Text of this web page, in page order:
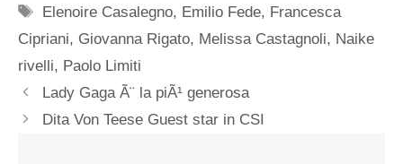
Tag
Elenoire Casalegno, Emilio Fede, Francesca
Cipriani, Giovanna Rigato, Melissa Castagnoli, Naike
rivelli, Paolo Limiti
Lady Gaga Ã¨ la piÃ¹ generosa
Dita Von Teese Guest star in CSI